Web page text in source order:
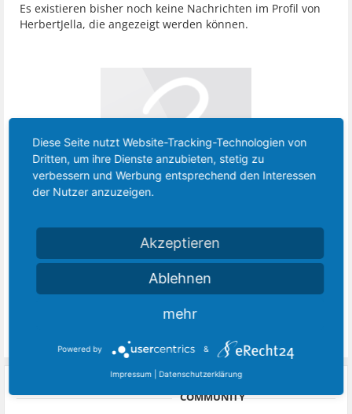
Registriert seit:
29. Februar 2024
Themen:
0
Es existieren bisher noch keine Nachrichten im Profil von
HerbertJella, die angezeigt werden können.
ZURZEIT AKTIVE BESUCHER
ÜBER [FIESTA/KA] FORD
COMMUNITY
Diese Seite nutzt Website-Tracking-Technologien von
Dritten, um ihre Dienste anzubieten, stetig zu
verbessern und Werbung entsprechend den Interessen
der Nutzer anzuzeigen.
Akzeptieren
Ablehnen
mehr
Powered by &
Impressum Datenschutzerklärung